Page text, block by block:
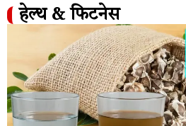
हेल्थ & फिटनेस